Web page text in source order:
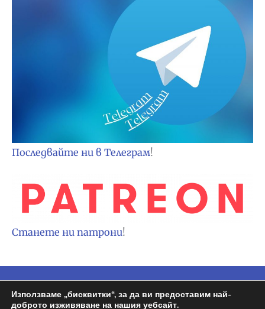
Последвайте ни в Телеграм!
Станете ни патрони!
Copyright © 2026 Espa BG | Задвижван от
Използваме „бисквитки“, за да ви предоставим най-
доброто изживяване на нашия уебсайт.